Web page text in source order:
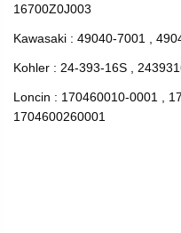
16700Z0J003
Kawasaki : 49040-7001 ,
Kohler : 24-393-16S ,
Loncin : 170460010-0001 ,
1704600260001